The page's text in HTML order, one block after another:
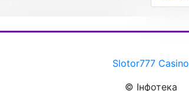
Slotor777 Casino
© Інфотека